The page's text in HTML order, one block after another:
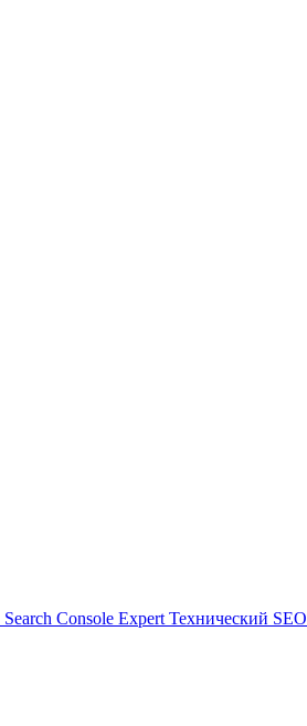
Search Console Expert Технический SEO